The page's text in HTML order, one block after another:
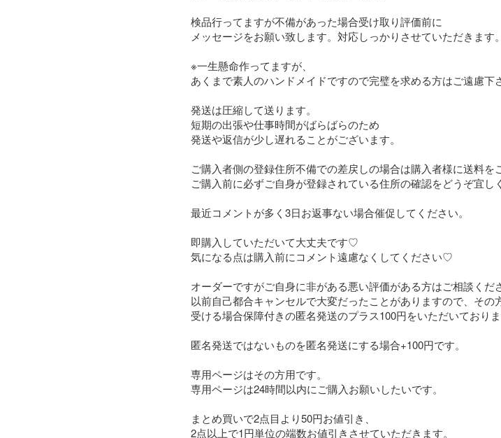
検品行ってますが不備があった場合受け取り評価前に
メッセージをお願い致します。対応しっかりさせていただきます。
※一生懸命作ってますが、
あくまで素人のハンドメイドですので完璧を求める方はご遠慮下
発送は圧縮して送ります。
短期の出張や仕事時間がばらばらのため
発送や返信が少し遅れることがございます。
ご購入者側の登録住所不備での差戻しの場合は購入者様に送料を
ご購入前に必ずご自身が登録されている住所の確認をどうぞ宜し
最近コメントが多く3日お返事ない場合催促してください。
即購入していただいて大丈夫です♡
気になる点は購入前にコメント遠慮なくしてください♡
オーダーですがご自身に非がある悪い評価がある方はご相談くだ
以前自己都合キャンセルで大変だったことがありますので、その
受ける場合保障付きの匿名発送のプラス100円をいただいておりま
匿名発送ではないものを匿名発送にする場合+100円です。
専用ページはその方用です。
専用ページは24時間以内にご購入お願いしたいです。
まとめ買いで2点目より50円お値引き、
2点以上で1円単位の端数お値引きさせていただきます。